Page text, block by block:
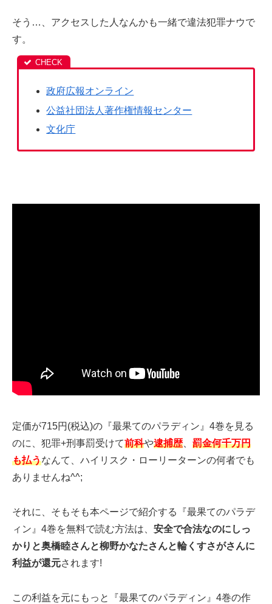
そう…、アクセスした人なんかも一緒で違法犯罪ナウで
す。
政府広報オンライン
公益社団法人著作権情報センター
文化庁
定価が715円(税込)の『最果てのパラディン』4巻を見る
のに、犯罪+刑事罰受けて前科や逮捕歴、 罰金何千万円
も払うなんて、ハイリスク・ローリーターンの何者でも
ありませんね^^;
それに、そもそも本ページで紹介する『最果てのパラデ
ィン』4巻を無料で読む方法は、 安全で合法なのにしっ
かりと奥橋睦さんと柳野かなたさんと輪くすさがさんに
利益が還元されます!
この利益を元にもっと『最果てのパラディン』4巻の作